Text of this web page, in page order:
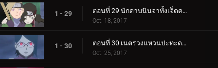
1 - 29 ตอนที่ 29 นักดาบนินจาทั้งเจ็ดคนใหม่!
Oct. 18, 2017
1 - 30 ตอนที่ 30 เนตรวงแหวนปะทะดาบสายฟ้า เขี้ยวคิบะ!
Oct. 25, 2017